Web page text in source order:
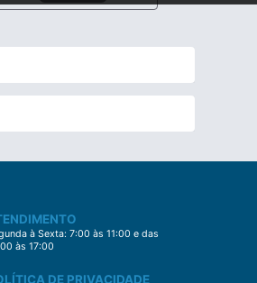
à Sexta: 7:00 às 11:00 e das
às 17:00
DE PRIVACIDADE